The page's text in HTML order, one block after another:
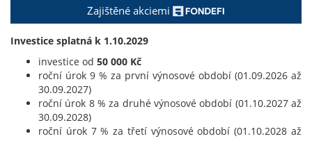
Zajištěné akciemi
Investice splatná k 1.10.2029
investice od 50 000 Kč
roční úrok 9 % za první výnosové období (01.09.2026 až
30.09.2027)
roční úrok 8 % za druhé výnosové období (01.10.2027 až
30.09.2028)
roční úrok 7 % za třetí výnosové období (01.10.2028 až